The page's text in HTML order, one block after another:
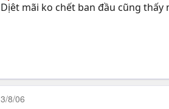
Dịêt mãi ko chết ban đầu cũng thấy
3/8/06